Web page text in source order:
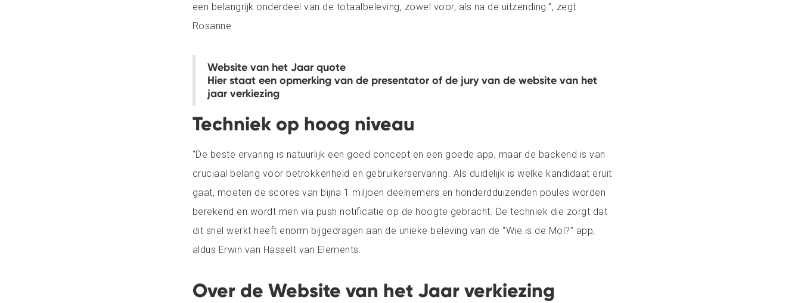
een belangrijk onderdeel van de totaalbeleving, zowel voor, als na de uitzending.”, zegt
Rosanne.
Website van het Jaar quote
Hier staat een opmerking van de presentator of de jury van de website van het
jaar verkiezing
Techniek op hoog niveau
“De beste ervaring is natuurlijk een goed concept en een goede app, maar de backend is van
cruciaal belang voor betrokkenheid en gebruikerservaring. Als duidelijk is welke kandidaat eruit
gaat, moeten de scores van bijna 1 miljoen deelnemers en honderdduizenden poules worden
berekend en wordt men via push notificatie op de hoogte gebracht. De techniek die zorgt dat
dit snel werkt heeft enorm bijgedragen aan de unieke beleving van de “Wie is de Mol?” app,
aldus Erwin van Hasselt van Elements.
Over de Website van het Jaar verkiezing